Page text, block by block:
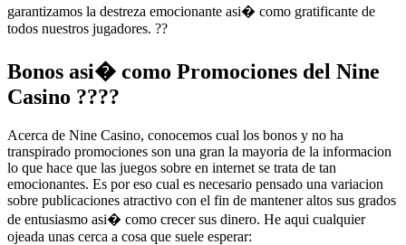
garantizamos la destreza emocionante asi� como gratificante de
todos nuestros jugadores. ??
Bonos asi� como Promociones del Nine
Casino ????
Acerca de Nine Casino, conocemos cual los bonos y no ha
transpirado promociones son una gran la mayoria de la informacion
lo que hace que las juegos sobre en internet se trata de tan
emocionantes. Es por eso cual es necesario pensado una variacion
sobre publicaciones atractivo con el fin de mantener altos sus grados
de entusiasmo asi� como crecer sus dinero. He aqui cualquier
ojeada unas cerca a cosa que suele esperar: